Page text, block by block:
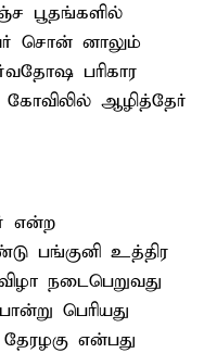
பூதங்களில்
சொன் னாலும்
பரிகார
கோவிலில் ஆழித்தேர்
என்ற
பங்குனி உத்திர
நடைபெறுவது
பெரியது
தேரழகு என்பது